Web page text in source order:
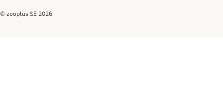
© zooplus SE 2026